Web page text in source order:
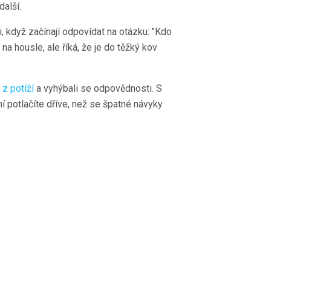
začínají odpovídat na otázku: "Kdo
housle, ale říká, že je do těžký kov
z potížía vyhýbali se odpovědnosti. S
potlačíte dříve, než se špatné návyky